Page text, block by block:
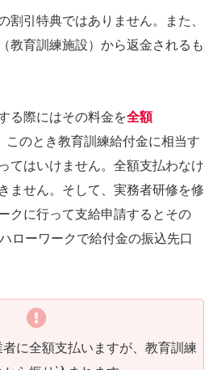
割引特典ではありません。また、
教育訓練施設）から返金されるも
る際にはその料金を全額
このとき教育訓練給付金に相当す
てはいけません。全額支払わなけ
ません。そして、実務者研修を修
クに行って支給申請するとその
ローワークで給付金の振込先口
に全額支払いますが、教育訓練